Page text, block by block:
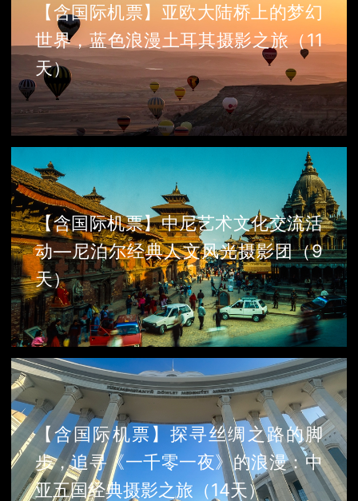
【含国际机票】亚欧大陆桥上的梦幻
世界，蓝色浪漫土耳其摄影之旅（11
天）
【含国际机票】中尼艺术文化交流活
动—尼泊尔经典人文风光摄影团（9
天）
【含国际机票】探寻丝绸之路的脚
步，追寻《一千零一夜》的浪漫：中
亚五国经典摄影之旅（14天）